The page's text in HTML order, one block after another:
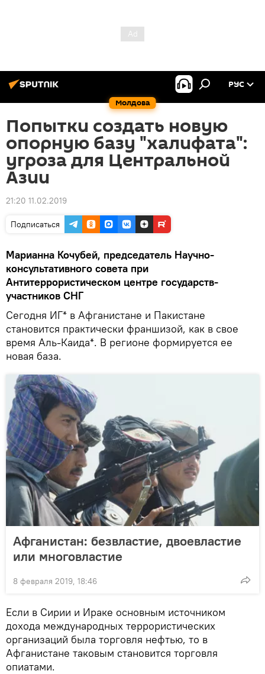
Молдова
РУС
Попытки создать новую
опорную базу "халифата":
угроза для Центральной
Азии
21:20 11.02.2019
Подписаться
Марианна Кочубей, председатель Научно-
консультативного совета при
Антитеррористическом центре государств-
участников СНГ
Сегодня ИГ* в Афганистане и Пакистане
становится практически франшизой, как в свое
время Аль-Каида*. В регионе формируется ее
новая база.
Афганистан: безвластие, двоевластие
или многовластие
8 февраля 2019, 18:46
Если в Сирии и Ираке основным источником
дохода международных террористических
организаций была торговля нефтью, то в
Афганистане таковым становится торговля
опиатами.